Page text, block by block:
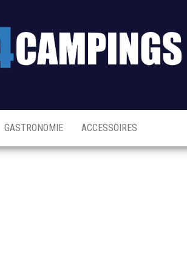
GASTRONOMIE ACCESSOIRES